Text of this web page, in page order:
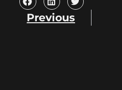
Previous